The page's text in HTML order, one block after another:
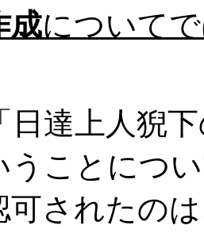
成について
日達上人猊
うことにつ
可されたの